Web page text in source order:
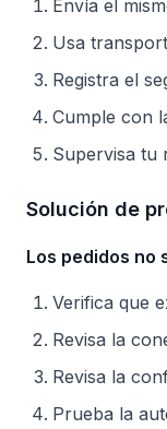
Envía el
Usa
Registra el
Cumple con
Supervisa tu
Solución de
Los pedidos no
Verifica que
Revisa la
Revisa la
Prueba la